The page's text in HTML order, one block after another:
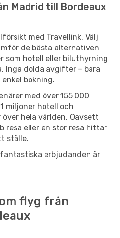
Madrid till Bordeaux
med Travellink. Välj
de bästa alternativen
som hotell eller biluthyrning
Inga dolda avgifter – bara
bokning.
med över 155 000
miljoner hotell och
hela världen. Oavsett
resa eller en stor resa hittar
ställe.
erbjudanden är
flyg från